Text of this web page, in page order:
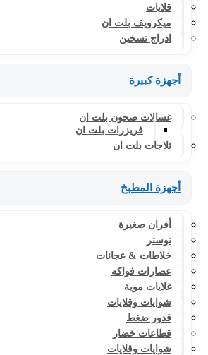
قلايات
ميكرويف بلت ان
ادراج تسخين
أجهزة كبيرة
غسالات صحون بلت ان
فريزرات بلت ان
ثلاجات بلت ان
أجهزة المطبخ
أفران صغيرة
توستر
خلاطات & عجانات
عصارات فواكه
غلايات موية
شوايات وقلايات
قدور ضغط
قطاعات خضار
شوايات وقلايات